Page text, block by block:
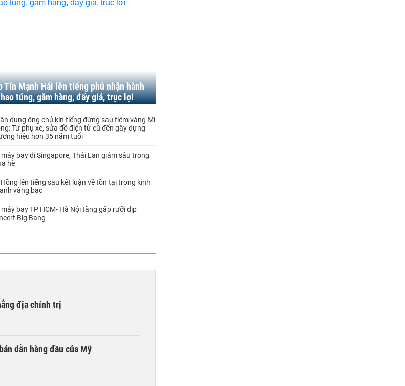
Tín Mạnh Hải lên tiếng phủ nhận hành
túng, găm hàng, đẩy giá, trục lợi
dung ông chủ kín tiếng đứng sau tiệm vàng Mi
Từ phụ xe, sửa đồ điện tử cũ đến gây dựng
hiệu hơn 35 năm tuổi
máy bay đi Singapore, Thái Lan giảm sâu trong
hè
lên tiếng sau kết luận về tồn tại trong kinh
vàng bạc
máy bay TP HCM- Hà Nội tăng gấp rưỡi dịp
Big Bang
địa chính trị
dẫn hàng đầu của Mỹ